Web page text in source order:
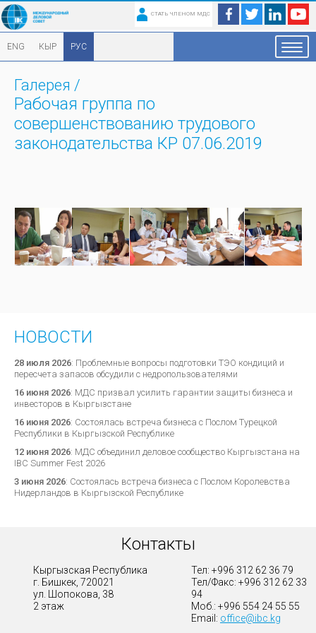
СТАТЬ ЧЛЕНОМ МДС
ENG КЫР РУС
Галерея /
Рабочая группа по
совершенствованию трудового
законодательства КР 07.06.2019
НОВОСТИ
28 июля 2026: Проблемные вопросы подготовки ТЭО кондиций и
пересчета запасов обсудили с недропользователями
16 июня 2026: МДС призвал усилить гарантии защиты бизнеса и
инвесторов в Кыргызстане
16 июня 2026: Состоялась встреча бизнеса с Послом Турецкой
Республики в Кыргызской Республике
12 июня 2026: МДС объединил деловое сообщество Кыргызстана на
IBC Summer Fest 2026
3 июня 2026: Состоялась встреча бизнеса с Послом Королевства
Нидерландов в Кыргызской Республике
Контакты
Кыргызская Республика
г. Бишкек, 720021
ул. Шопокова, 38
2 этаж
Тел: +996 312 62 36 79
Тел/Факс: +996 312 62 33
94
Моб.: +996 554 24 55 55
Email: office@ibc.kg